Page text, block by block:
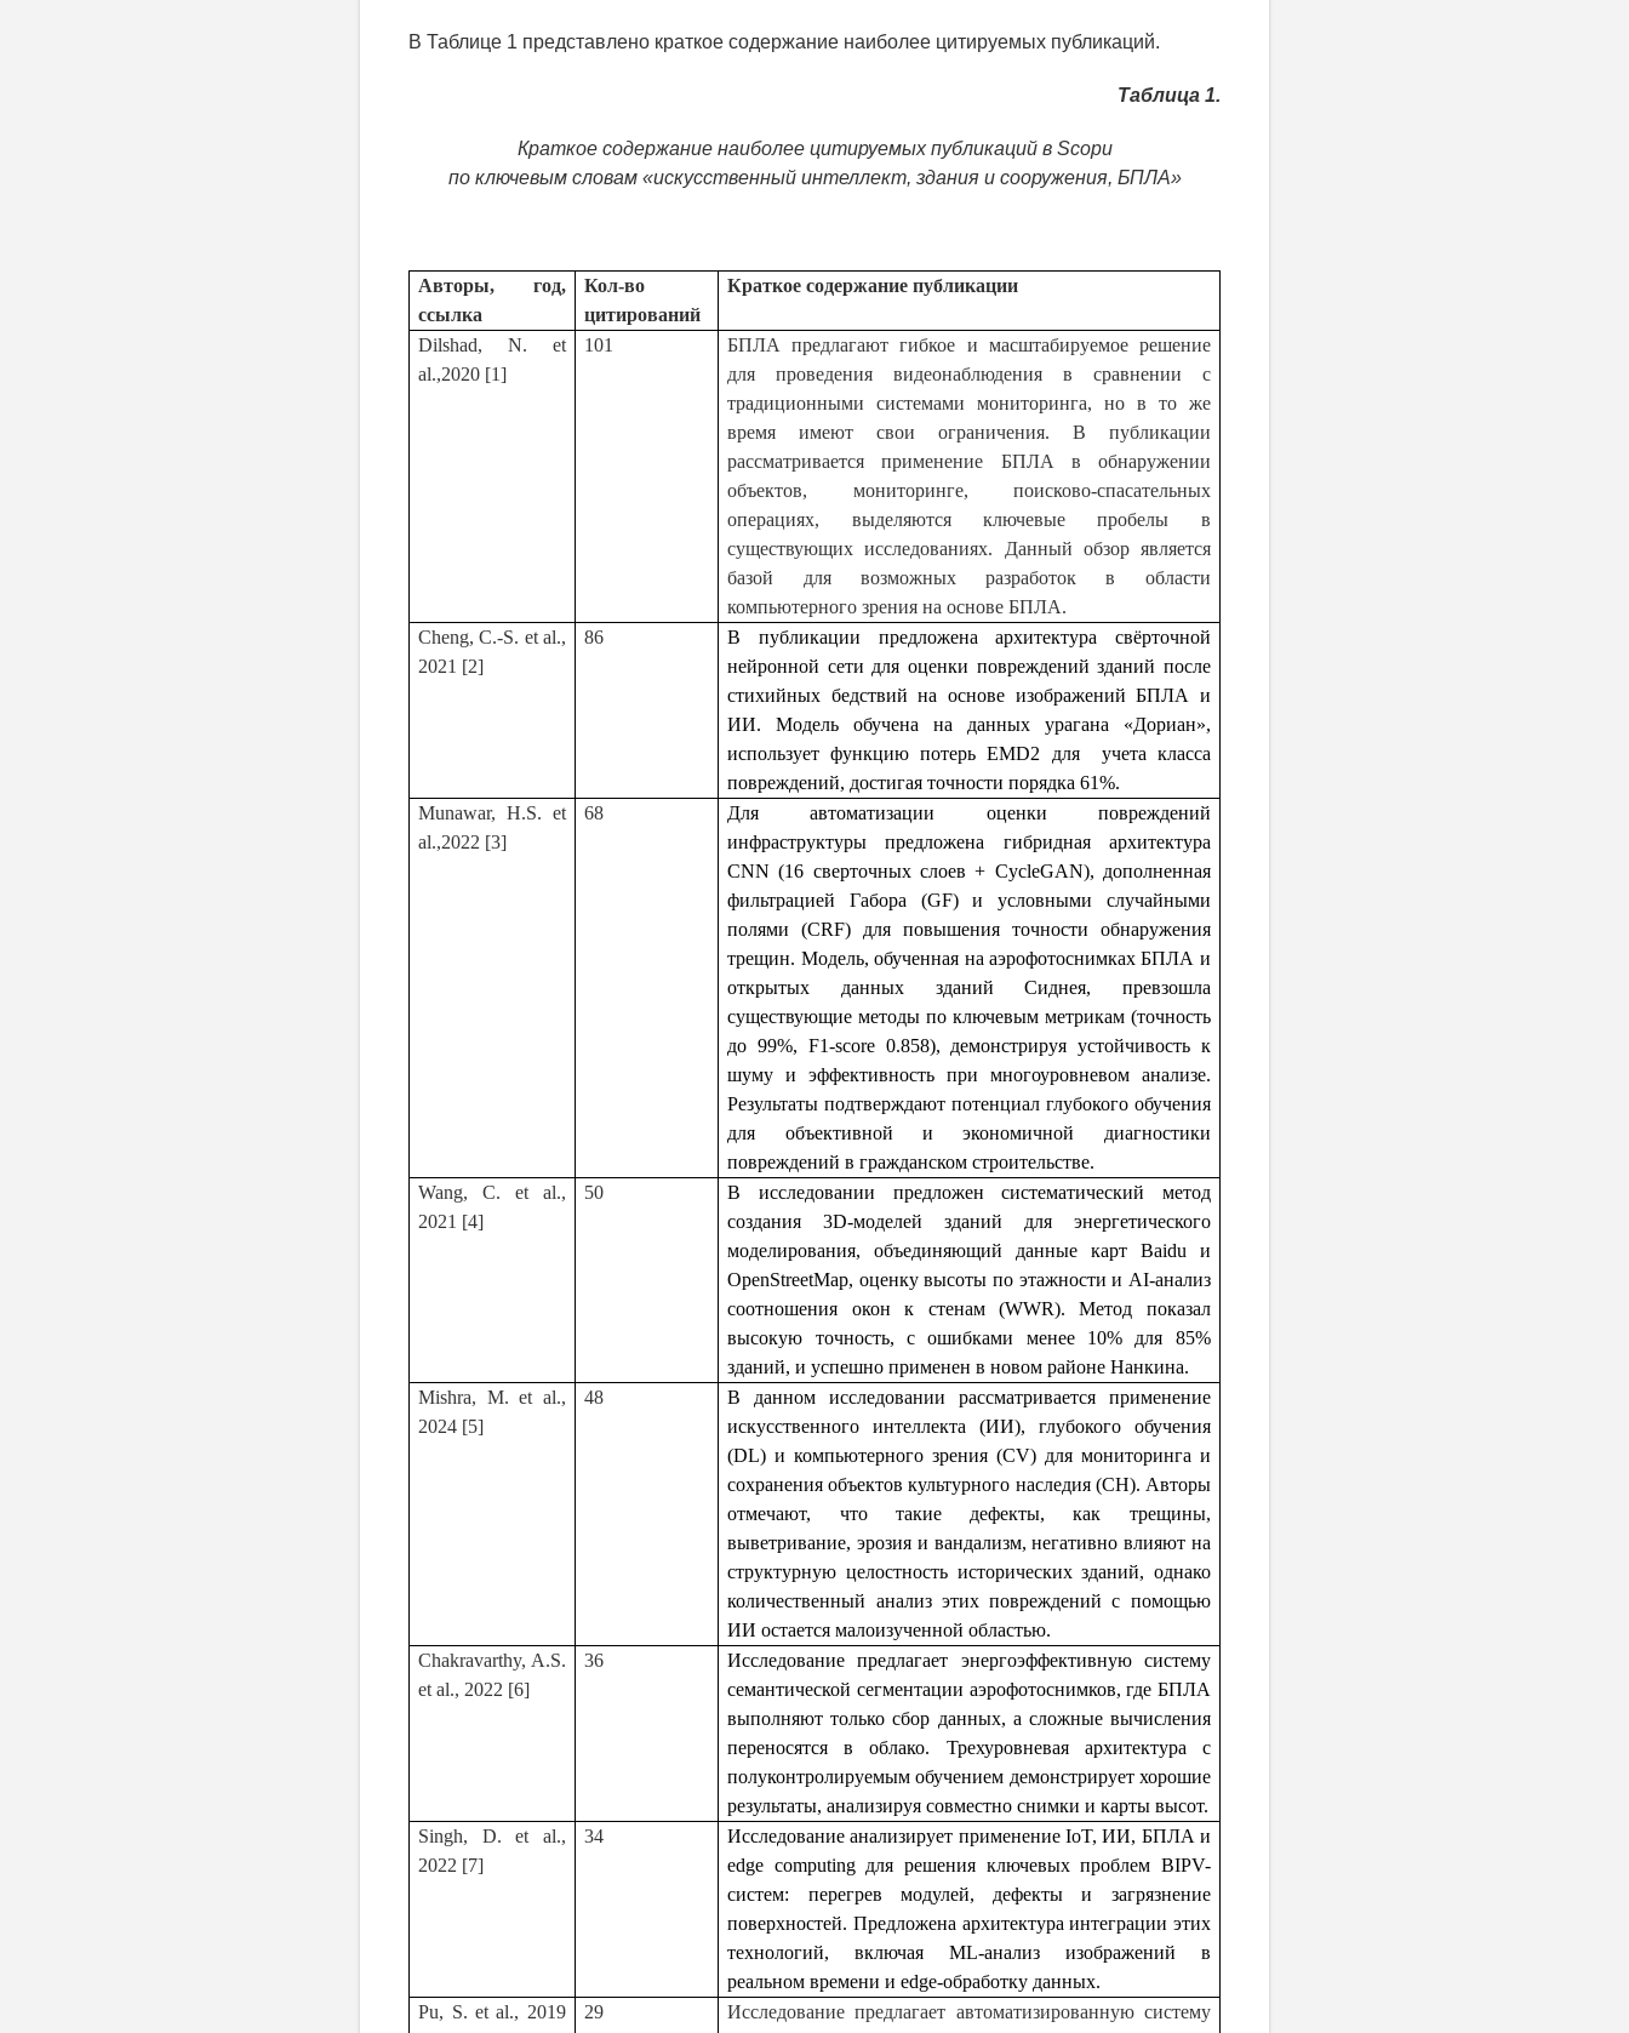
В Таблице 1 представлено краткое содержание наиболее цитируемых публикаций.
Таблица 1.
Краткое содержание наиболее цитируемых публикаций в Scopu
по ключевым словам «искусственный интеллект, здания и сооружения, БПЛА»
Авторы, год,
ссылка
Кол-во
цитирований
Краткое содержание публикации
Dilshad, N. et
al.,2020 [1]
101
БПЛА предлагают гибкое и масштабируемое решение
для проведения видеонаблюдения в сравнении с
традиционными системами мониторинга, но в то же
время имеют свои ограничения. В публикации
рассматривается применение БПЛА в обнаружении
объектов, мониторинге, поисково-спасательных
операциях, выделяются ключевые пробелы в
существующих исследованиях. Данный обзор является
базой для возможных разработок в области
компьютерного зрения на основе БПЛА.
Cheng, C.-S. et al.,
2021 [2]
86
В публикации предложена архитектура свёрточной
нейронной сети для оценки повреждений зданий после
стихийных бедствий на основе изображений БПЛА и
ИИ. Модель обучена на данных урагана «Дориан»,
использует функцию потерьEMD2 для учета класса
повреждений, достигая точности порядка 61%.
Munawar, H.S. et
al.,2022 [3]
68
Для автоматизации оценки повреждений
инфраструктуры предложена гибридная архитектура
CNN (16 сверточных слоев + CycleGAN), дополненная
фильтрацией Габора (GF) и условными случайными
полями (CRF) для повышения точности обнаружения
трещин. Модель, обученная на аэрофотоснимках БПЛА и
открытых данных зданий Сиднея, превзошла
существующие методы по ключевым метрикам (точность
до 99%, F1-score 0.858), демонстрируя устойчивость к
шуму и эффективность при многоуровневом анализе.
Результаты подтверждают потенциал глубокого обучения
для объективной и экономичной диагностики
повреждений в гражданском строительстве.
Wang, C. et al.,
2021 [4]
50
В исследовании предложен систематический метод
создания 3D-моделей зданий для энергетического
моделирования, объединяющий данные карт Baidu и
OpenStreetMap, оценку высоты по этажности и AI-анализ
соотношения окон к стенам (WWR). Метод показал
высокую точность, с ошибками менее 10% для 85%
зданий, и успешно применен в новом районе Нанкина.
Mishra, M. et al.,
2024 [5]
48
В данном исследовании рассматривается применение
искусственного интеллекта (ИИ), глубокого обучения
(DL) и компьютерного зрения (CV) для мониторинга и
сохранения объектов культурного наследия (CH). Авторы
отмечают, что такие дефекты, как трещины,
выветривание, эрозия и вандализм, негативно влияют на
структурную целостность исторических зданий, однако
количественный анализ этих повреждений с помощью
ИИ остается малоизученной областью.
Chakravarthy, A.S.
et al., 2022 [6]
36
Исследование предлагает энергоэффективную систему
семантической сегментации аэрофотоснимков, где БПЛА
выполняют только сбор данных, а сложные вычисления
переносятся в облако. Трехуровневая архитектура с
полуконтролируемым обучением демонстрирует хорошие
результаты, анализируя совместно снимки и карты высот.
Singh, D. et al.,
2022 [7]
34
Исследование анализирует применение IoT, ИИ, БПЛА и
edge computing для решения ключевых проблем BIPV-
систем: перегрев модулей, дефекты и загрязнение
поверхностей. Предложена архитектура интеграции этих
технологий, включая ML-анализ изображений в
реальном времени и edge-обработку данных.
Pu, S. et al., 2019
29
Исследование предлагает автоматизированную систему